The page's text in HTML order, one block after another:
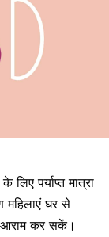
पर्याप्त मात्रा
घर से
कर सकें।